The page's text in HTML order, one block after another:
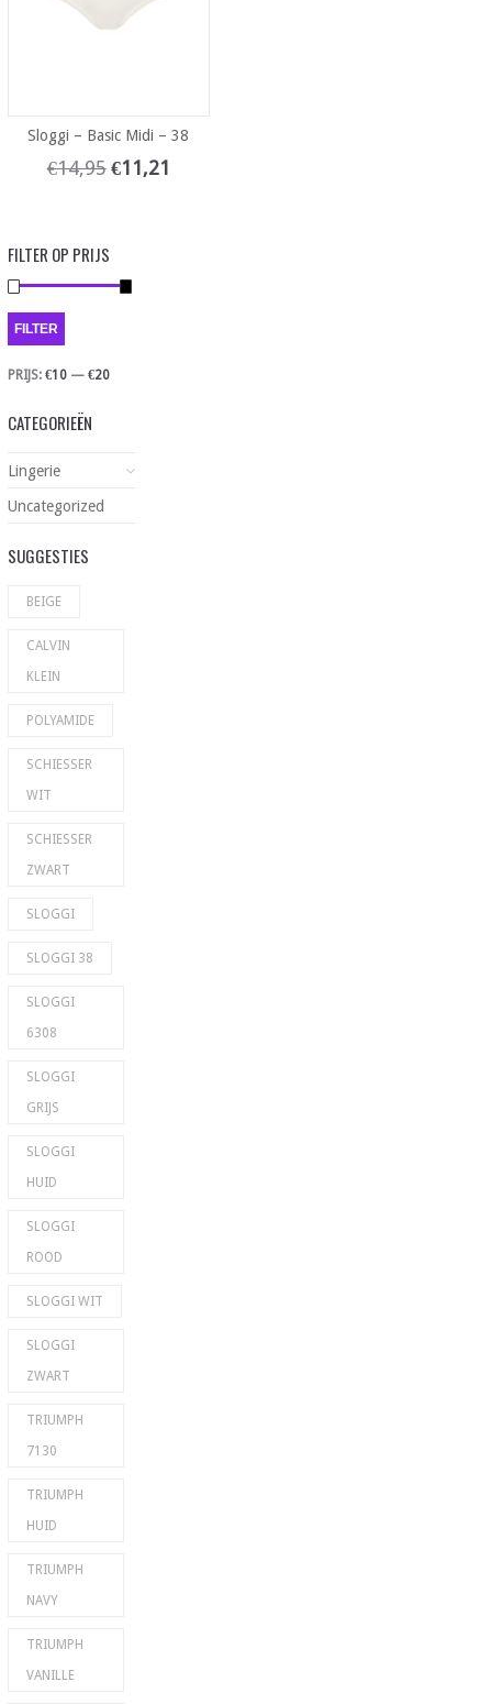
Sloggi – Basic Midi – 38
€14,95 €11,21
FILTER OP PRIJS
FILTER
PRIJS: €10— €20
CATEGORIEËN
Lingerie
Uncategorized
SUGGESTIES
BEIGE
CALVIN
KLEIN
POLYAMIDE
SCHIESSER
WIT
SCHIESSER
ZWART
SLOGGI
SLOGGI 38
SLOGGI
6308
SLOGGI
GRIJS
SLOGGI
HUID
SLOGGI
ROOD
SLOGGI WIT
SLOGGI
ZWART
TRIUMPH
7130
TRIUMPH
HUID
TRIUMPH
NAVY
TRIUMPH
VANILLE